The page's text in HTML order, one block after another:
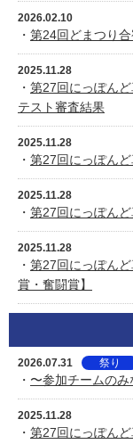
2026.02.10
・ 第24回どまつり
2025.11.28
・ 第27回にっぽん
テスト審査結果
2025.11.28
・ 第27回にっぽん
2025.11.28
・ 第27回にっぽん
2025.11.28
・ 第27回にっぽん
賞・奮闘賞】
2026.07.31 祭り
・ 〜参加チームの
2025.11.28
・ 第27回にっぽん